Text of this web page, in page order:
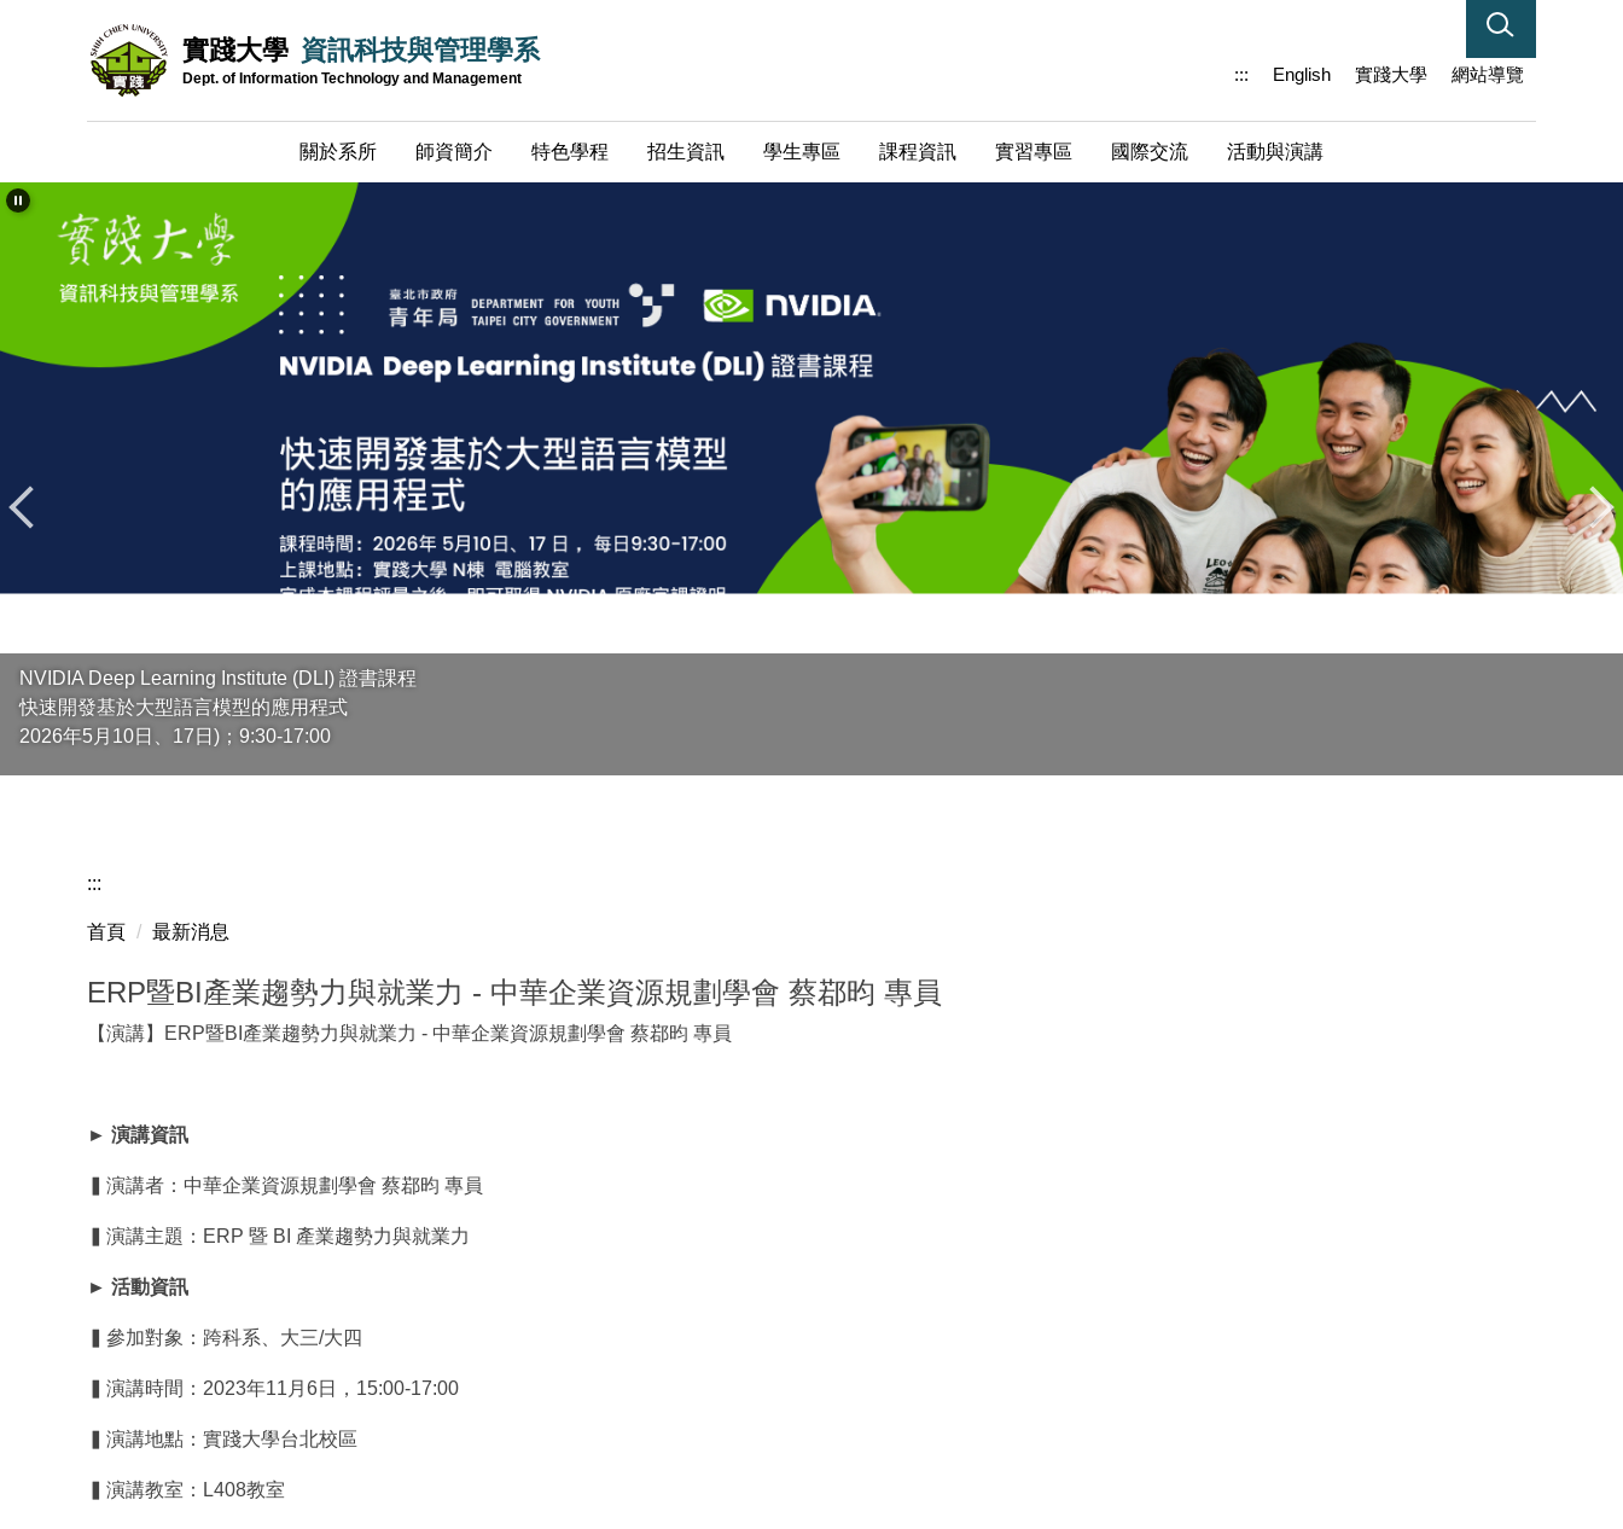
區
實踐大學 資訊科技與管理學系
Dept. of Information Technology and Management ::: English 實踐大學 網站導覽
關於系所 師資簡介 特色學程 招生資訊 學生專區 課程資訊 實習專區 國際交流 活動與演講
NVIDIA Deep Learning Institute (DLI) 證書課程
快速開發基於大型語言模型的應用程式
2026年5月10日、17日)；9:30-17:00
:::
首頁 最新消息
ERP暨BI產業趨勢力與就業力 - 中華企業資源規劃學會 蔡鄀昀 專員
【演講】ERP暨BI產業趨勢力與就業力 - 中華企業資源規劃學會 蔡鄀昀 專員
► 演講資訊
▍演講者：中華企業資源規劃學會 蔡鄀昀 專員
▍演講主題：ERP 暨 BI 產業趨勢力與就業力
► 活動資訊
▍參加對象：跨科系、大三/大四
▍演講時間：2023年11月6日，15:00-17:00
▍演講地點：實踐大學台北校區
▍演講教室：L408教室